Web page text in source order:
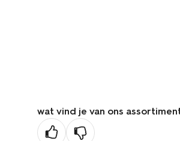
wat vind je van ons